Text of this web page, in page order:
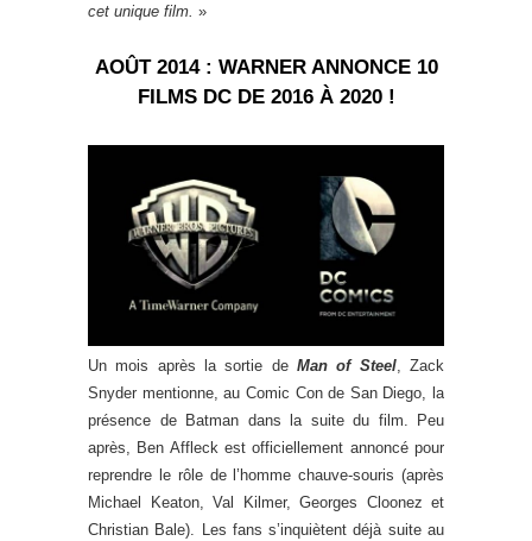
cet unique film. »
AOÛT 2014 : WARNER ANNONCE 10
FILMS DC DE 2016 À 2020 !
Un mois après la sortie de Man of Steel, Zack
Snyder mentionne, au Comic Con de San Diego, la
présence de Batman dans la suite du film. Peu
après, Ben Affleck est officiellement annoncé pour
reprendre le rôle de l’homme chauve-souris (après
Michael Keaton, Val Kilmer, Georges Cloonez et
Christian Bale). Les fans s’inquiètent déjà suite au